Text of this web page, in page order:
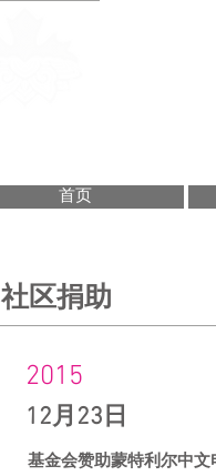
首页
社区捐助
2015
12月23日
基金会赞助蒙特利尔中文